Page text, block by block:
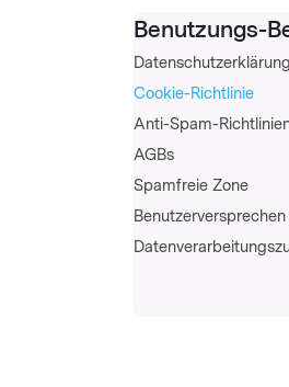
Benutzungs-
Datenschutzerklärung
Cookie-Richtlinie
Anti-Spam-
AGBs
Spamfreie Zone
Benutzerversprechen